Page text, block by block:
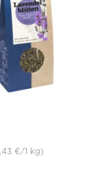
€/1 kg)